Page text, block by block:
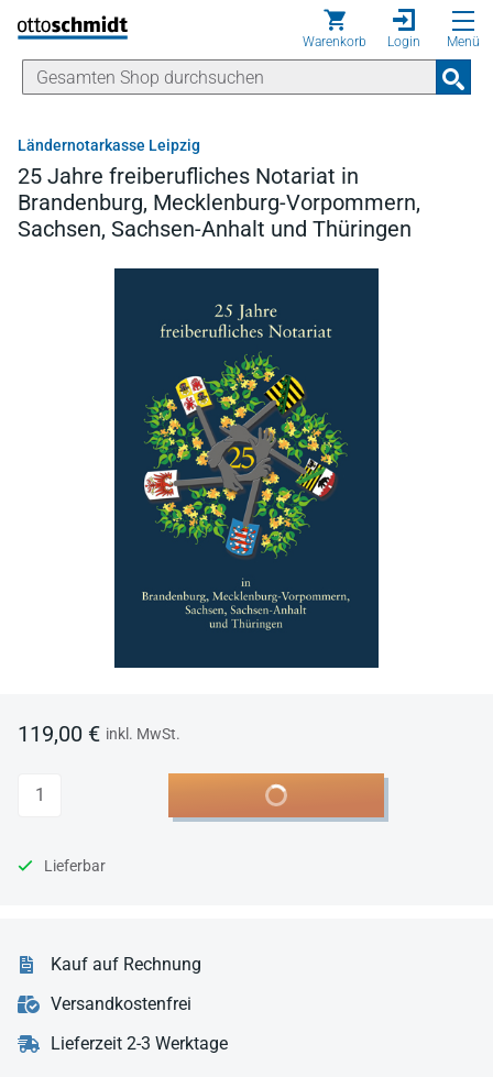
Direkt zum Inhalt
Warenkorb Login Menü
Ländernotarkasse Leipzig
25 Jahre freiberufliches Notariat in
Brandenburg, Mecklenburg-Vorpommern,
Sachsen, Sachsen-Anhalt und Thüringen
119,00 € inkl. MwSt.
Anzahl In den Warenkorb
Lieferbar
Kauf auf Rechnung
Versandkostenfrei
Lieferzeit 2-3 Werktage